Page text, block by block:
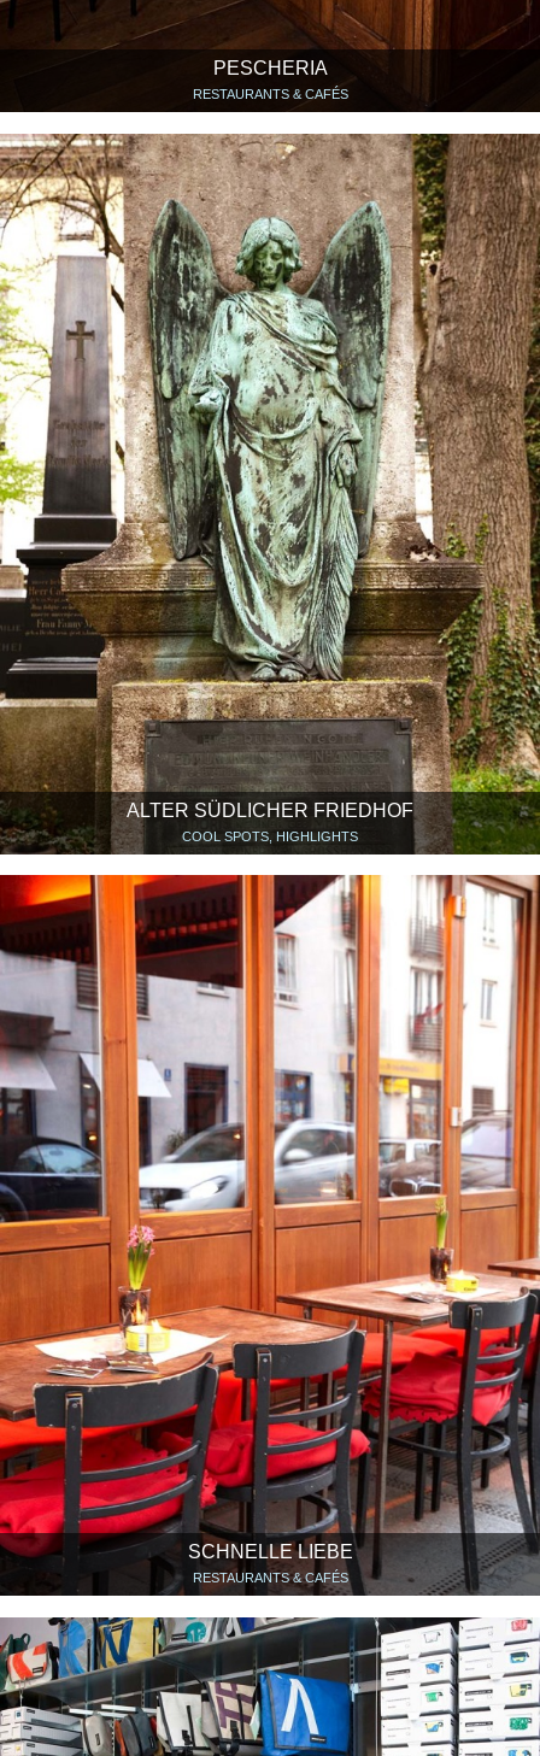
PESCHERIA
RESTAURANTS & CAFÉS
ALTER SÜDLICHER FRIEDHOF
COOL SPOTS, HIGHLIGHTS
SCHNELLE LIEBE
RESTAURANTS & CAFÉS